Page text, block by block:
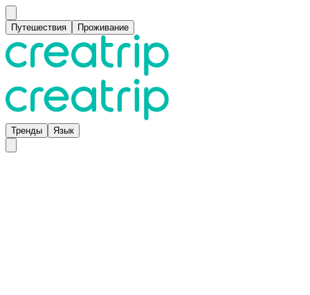
Путешествия Проживание
Тренды Язык